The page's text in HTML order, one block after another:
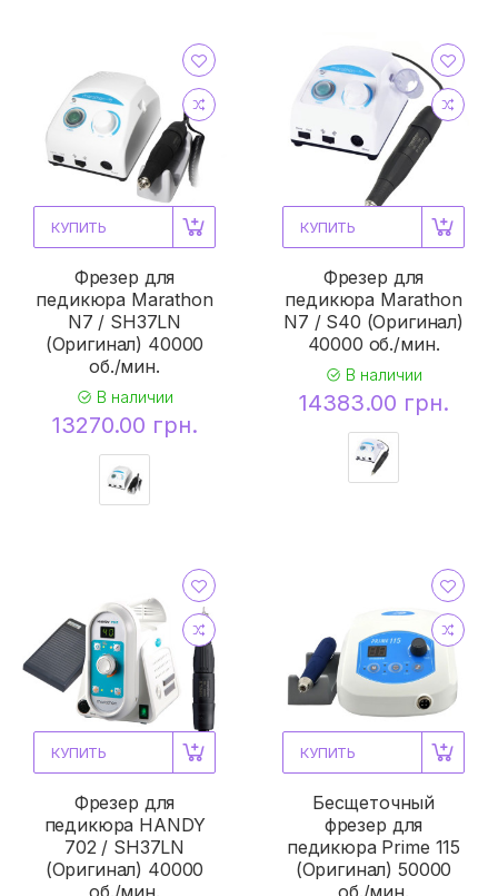
КУПИТЬ
Фрезер для
педикюра Marathon
N7 / SH37LN
(Оригинал) 40000
об./мин.
В наличии
13270.00 грн.
КУПИТЬ
Фрезер для
педикюра Marathon
N7 / S40 (Оригинал)
40000 об./мин.
В наличии
14383.00 грн.
КУПИТЬ
Фрезер для
педикюра HANDY
702 / SH37LN
(Оригинал) 40000
КУПИТЬ
Бесщеточный
фрезер для
педикюра Prime 115
(Оригинал) 50000